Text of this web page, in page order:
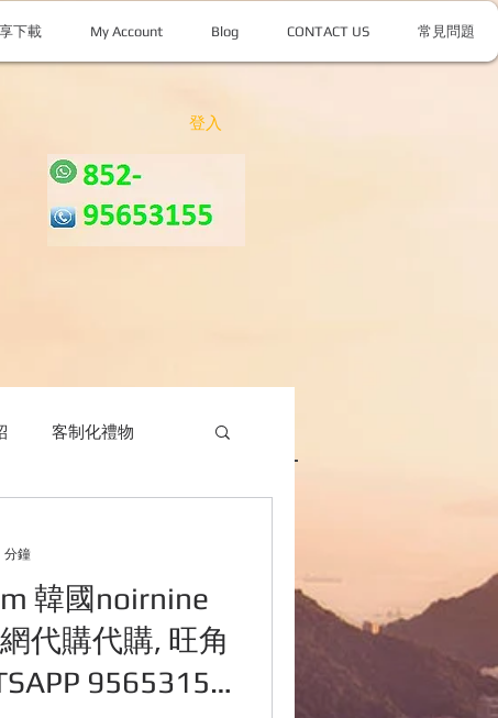
下載 My Account Blog CONTACT US 常見問題
登入
客制化禮物
資訊韓國noirnine
代購代購, 旺角
95653155
分鐘